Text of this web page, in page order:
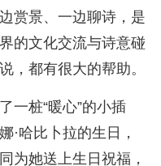
赏景、一边聊诗，是
的文化交流与诗意碰
，都有很大的帮助。
一桩“暖心”的小插
·哈比卜拉的生日，
为她送上生日祝福，